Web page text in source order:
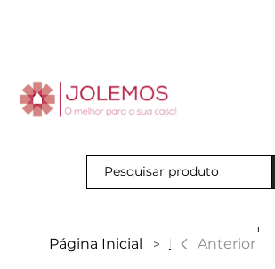
Página Inicial > FaroAnterior